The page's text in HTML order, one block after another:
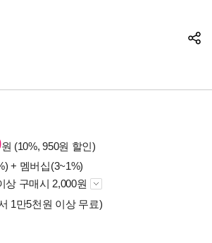
원 (10%, 950원 할인)
+ 멤버십(3~1%)
상 구매시 2,000원
1만5천원 이상 무료)